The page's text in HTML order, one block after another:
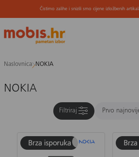
na
Čistimo zalihe i snizili smo cijene izložbenih
Naslovnica NOKIA
NOKIA
Filtriraj